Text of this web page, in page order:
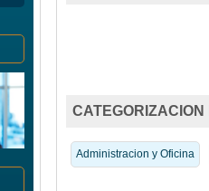
Administracion y Oficina